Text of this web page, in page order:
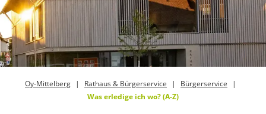
Oy-Mittelberg Rathaus & Bürgerservice
Bürgerservice
Was erledige ich wo? (A-Z)